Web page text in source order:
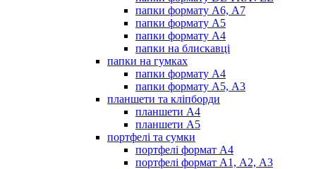
папки формату А6, А7
папки формату А5
папки формату А4
папки на блискавці
папки на гумках
папки формату А4
папки формату А5, А3
планшети та кліпборди
планшети А4
планшети А5
портфелі та сумки
портфелі формат А4
портфелі формат А1, А2, А3